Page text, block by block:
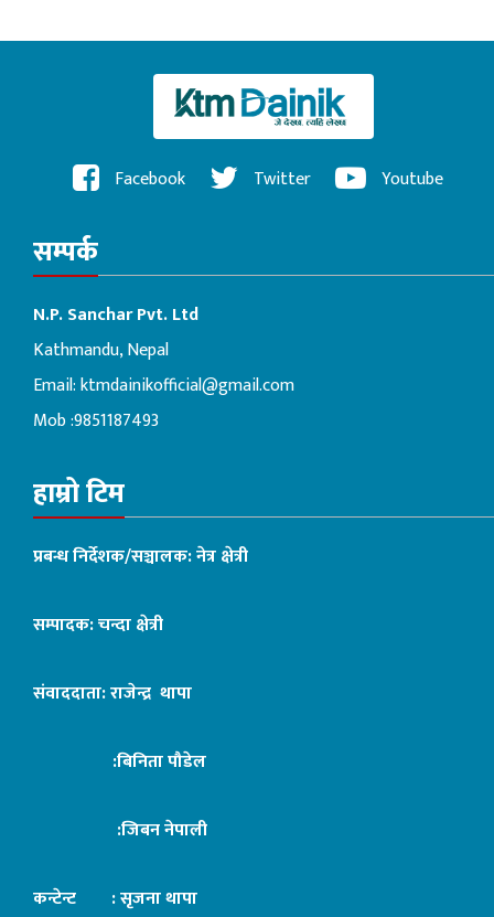
Facebook Twitter Youtube
सम्पर्क
N.P. Sanchar Pvt. Ltd
Kathmandu, Nepal
Email:ktmdainikofficial@gmail.com
Mob :9851187493
हाम्रो टिम
प्रबन्ध निर्देशक/सञ्चालक: नेत्र क्षेत्री
सम्पादक: चन्दा क्षेत्री
संवाददाता: राजेन्द्र थापा
:बिनिता पौडेल
:जिबन नेपाली
कन्टेन्ट : सृजना थापा